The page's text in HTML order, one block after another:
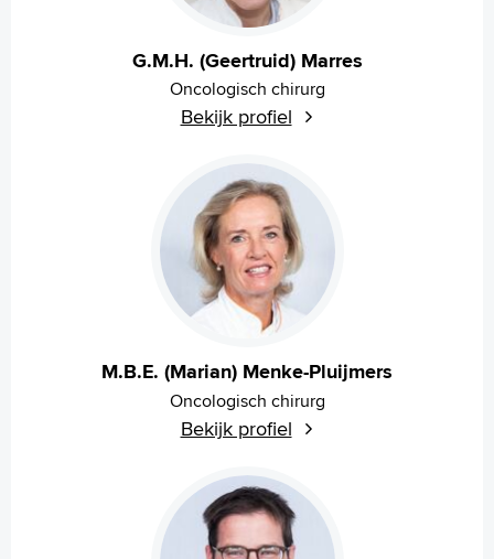
G.M.H. (Geertruid) Marres
Oncologisch chirurg
Bekijk profiel
M.B.E. (Marian) Menke-Pluijmers
Oncologisch chirurg
Bekijk profiel